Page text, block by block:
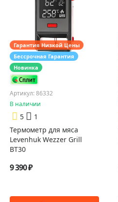
Гарантия Низкой Цены
Бессрочная Гарантия
Новинка
Артикул: 86332
В наличии
5
1
Термометр для мяса
Levenhuk Wezzer Grill
BT30
9 390 ₽